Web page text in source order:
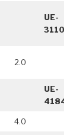
UE-
3110
2.0
UE-
4184
4.0